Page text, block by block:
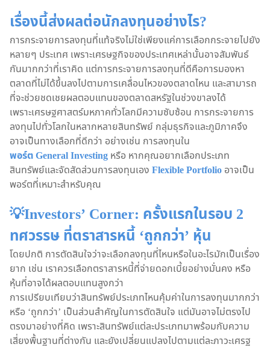
เรื่องนี้ส่งผลต่อนักลงทุนอย่างไร?
การกระจายการลงทุนที่แท้จริงไม่ใช่เพียงแค่การเลือกกระจายไปยัง
หลายๆ ประเทศ เพราะเศรษฐกิจของประเทศเหล่านั้นอาจสัมพันธ์
กันมากกว่าที่เราคิด แต่การกระจายการลงทุนที่ดีคือการมองหา
ตลาดที่ไม่ได้ขึ้นลงไปตามการเคลื่อนไหวของตลาดไหน และสามารถ
ที่จะช่วยชดเชยผลตอบแทนของตลาดสหรัฐในช่วงขาลงได้
เพราะเศรษฐศาสตร์มหภาคทั่วโลกมีความซับซ้อน การกระจายการ
ลงทุนไปทั่วโลกในหลากหลายสินทรัพย์ กลุ่มธุรกิจและภูมิภาคจึง
อาจเป็นทางเลือกที่ดีกว่า อย่างเช่น การลงทุนใน
พอร์ต General Investing หรือ หากคุณอยากเลือกประเภท
สินทรัพย์และจัดสัดส่วนการลงทุนเอง Flexible Portfolio อาจเป็น
พอร์ตที่เหมาะสำหรับคุณ
💡Investors’ Corner: ครั้งแรกในรอบ 2
ทศวรรษ ที่ตราสารหนี้ ‘ถูกกว่า’ หุ้น
โดยปกติ การตัดสินใจว่าจะเลือกลงทุนที่ไหนหรือในอะไรมักเป็นเรื่อง
ยาก เช่น เราควรเลือกตราสารหนี้ที่จ่ายดอกเบี้ยอย่างมั่นคง หรือ
หุ้นที่อาจได้ผลตอบแทนสูงกว่า
การเปรียบเทียบว่าสินทรัพย์ประเภทไหนคุ้มค่าในการลงทุนมากกว่า
หรือ ‘ถูกกว่า’ เป็นส่วนสำคัญในการตัดสินใจ แต่มันอาจไม่ตรงไป
ตรงมาอย่างที่คิด เพราะสินทรัพย์แต่ละประเภทมาพร้อมกับความ
เสี่ยงพื้นฐานที่ต่างกัน และยังเปลี่ยนแปลงไปตามแต่ละภาวะเศรฐ